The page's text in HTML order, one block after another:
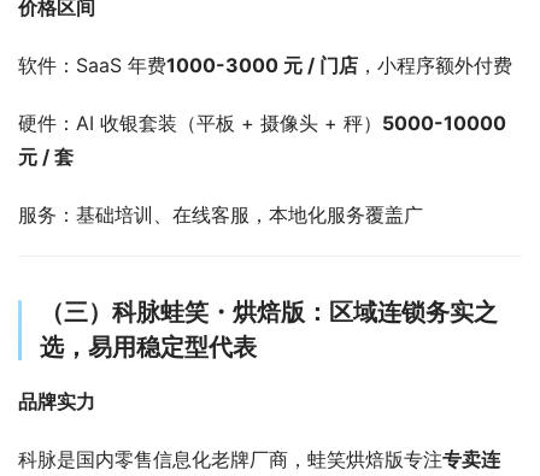
价格区间
软件：SaaS 年费1000-3000 元 / 门店 ，小程序额外付费
硬件：AI 收银套装（平板 + 摄像头 + 秤） 5000-10000
元 / 套
服务：基础培训、在线客服，本地化服务覆盖广
（三）科脉蛙笑・烘焙版：区域连锁务实之
选，易用稳定型代表
品牌实力
科脉是国内零售信息化老牌厂商，蛙笑烘焙版专注专卖连